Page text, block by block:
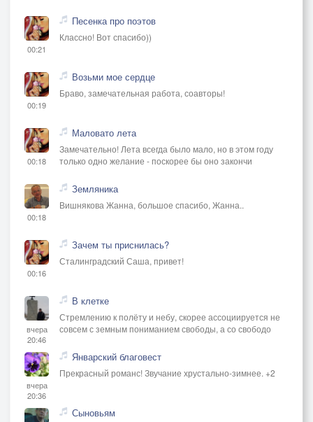
00:21
Песенка про поэтов
Классно! Вот спасибо))
00:19
Возьми мое сердце
Браво, замечательная работа, соавторы!
00:18
Маловато лета
Замечательно! Лета всегда было мало, но в этом году
только одно желание - поскорее бы оно закончи
00:18
Земляника
Вишнякова Жанна, большое спасибо, Жанна..
00:16
Зачем ты приснилась?
Сталинградский Саша, привет!
вчера
20:46
В клетке
Стремлению к полёту и небу, скорее ассоциируется не
совсем с земным пониманием свободы, а со свободо
вчера
20:36
Январский благовест
Прекрасный романс! Звучание хрустально-зимнее. +2
Сыновьям